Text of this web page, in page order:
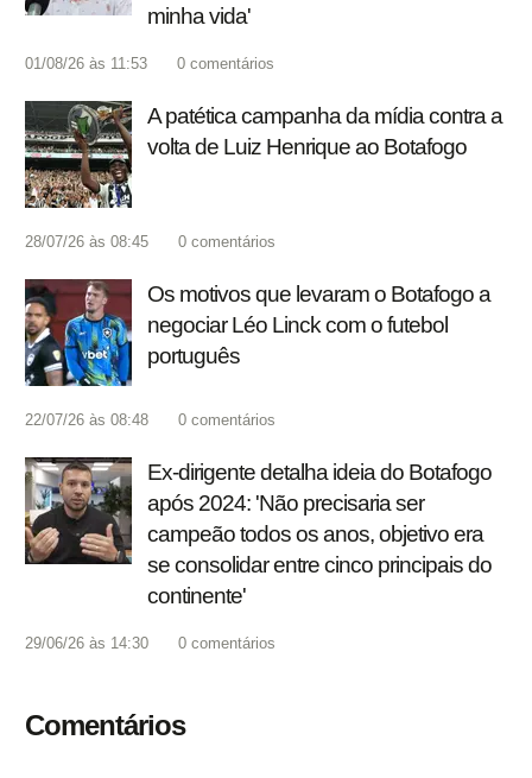
minha vida'
01/08/26 às 11:53 0 comentários
A patética campanha da mídia contra a
volta de Luiz Henrique ao Botafogo
28/07/26 às 08:45 0 comentários
Os motivos que levaram o Botafogo a
negociar Léo Linck com o futebol
português
22/07/26 às 08:48 0 comentários
Ex-dirigente detalha ideia do Botafogo
após 2024: 'Não precisaria ser
campeão todos os anos, objetivo era
se consolidar entre cinco principais do
continente'
29/06/26 às 14:30 0 comentários
Comentários